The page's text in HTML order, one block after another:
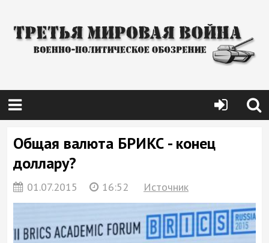
Общая валюта БРИКС - конец
доллару?
01.07.2015 16:52 Источник